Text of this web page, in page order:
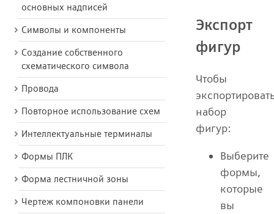
основных надписей
Символы и компоненты
Создание собственного
схематического символа
Провода
Повторное использование схем
Интеллектуальные терминалы
Формы ПЛК
Форма лестничной зоны
Чертеж компоновки панели
Экспорт
фигур
Чтобы
набор
фигур:
Выберите
формы,
которые
вы